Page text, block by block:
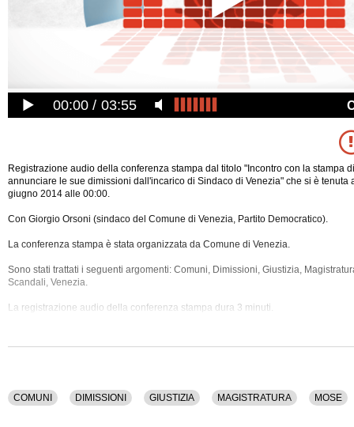
00:00 03:55
Registrazione audio della conferenza stampa dal titolo "Incontro con la stampa
annunciare le sue dimissioni dall'incarico di Sindaco di Venezia" che si è tenuta
giugno 2014 alle 00:00.
Con Giorgio Orsoni (sindaco del Comune di Venezia, Partito Democratico).
La conferenza stampa è stata organizzata da Comune di Venezia.
Sono stati trattati i seguenti argomenti: Comuni, Dimissioni, Giustizia,
Scandali, Venezia.
La registrazione audio della conferenza stampa dura 3 minuti.
COMUNI DIMISSIONI GIUSTIZIA MAGISTRATURA MOSE